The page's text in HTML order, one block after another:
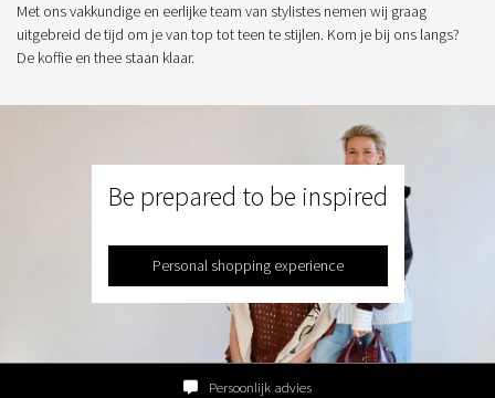
Met ons vakkundige en eerlijke team van stylistes nemen wij graag
uitgebreid de tijd om je van top tot teen te stijlen. Kom je bij ons langs?
De koffie en thee staan klaar.
Be prepared to be inspired
Personal shopping experience
Persoonlijk advies